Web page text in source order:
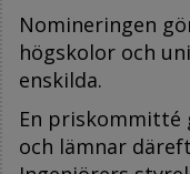
Nomineringen
högskolor och
enskilda.
En priskommitté
och lämnar